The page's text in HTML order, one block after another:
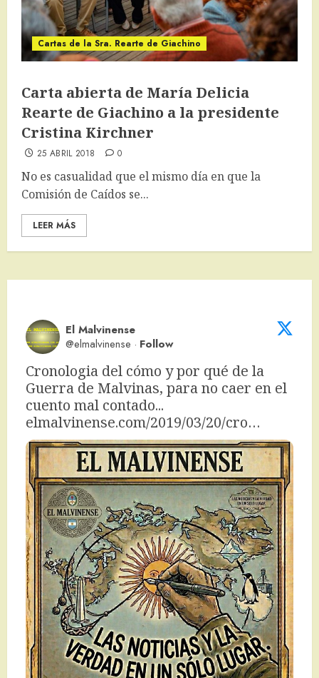
Cartas de la Sra. Rearte de Giachino
Carta abierta de María Delicia
Rearte de Giachino a la presidente
Cristina Kirchner
25 ABRIL 2018 0
No es casualidad que el mismo día en que la
Comisión de Caídos se...
LEER MÁS
El Malvinense
@elmalvinense · Follow
Cronologia del cómo y por qué de la
Guerra de Malvinas, para no caer en el
elmalvinense.com/2019/03/20/cro…